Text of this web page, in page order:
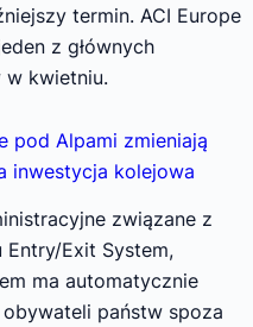
termin. ACI Europe
z głównych
w kwietniu.
pod Alpami zmieniają
inwestycja kolejowa
związane z
Entry/Exit System,
ma automatycznie
państw spoza